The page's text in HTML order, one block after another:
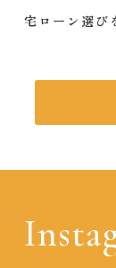
宅ローン選び